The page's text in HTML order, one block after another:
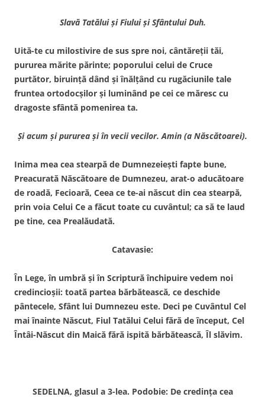
Slavă Tatălui şi Fiului şi Sfântului Duh.
Uită-te cu milostivire de sus spre noi, cântăreţii tăi,
pururea mărite părinte; poporului celui de Cruce
purtător, biruinţă dând şi înălţând cu rugăciunile tale
fruntea ortodocşilor şi luminând pe cei ce măresc cu
dragoste sfântă pomenirea ta.
Şi acum şi pururea şi în vecii vecilor. Amin (a Născătoarei).
Inima mea cea stearpă de Dumnezeieşti fapte bune,
Preacurată Născătoare de Dumnezeu, arat-o aducătoare
de roadă, Fecioară, Ceea ce te-ai născut din cea stearpă,
prin voia Celui Ce a făcut toate cu cuvântul; ca să te laud
pe tine, cea Prealăudată.
Catavasie:
În Lege, în umbră şi în Scriptură închipuire vedem noi
credincioşii: toată partea bărbătească, ce deschide
pântecele, Sfânt lui Dumnezeu este. Deci pe Cuvântul Cel
mai înainte Născut, Fiul Tatălui Celui fără de început, Cel
Întâi-Născut din Maică fără ispită bărbătească, Îl slăvim.
SEDELNA, glasul a 3-lea. Podobie: De credinţa cea